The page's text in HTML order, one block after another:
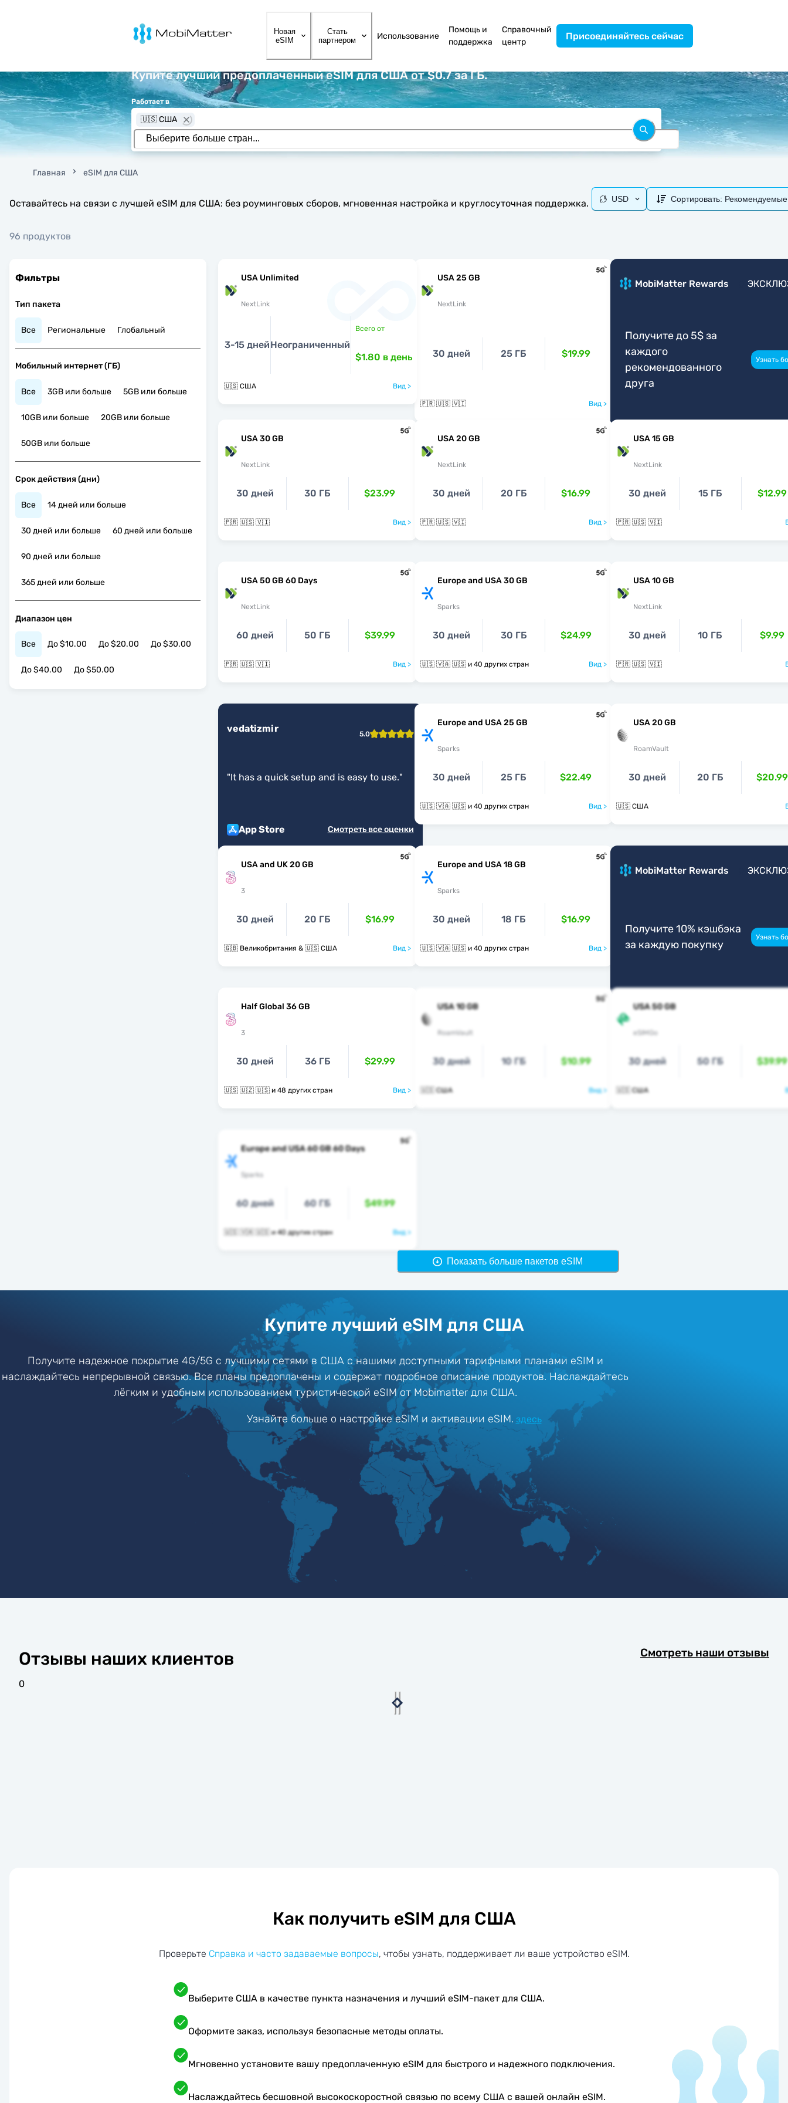
MobiMatter
Новая
eSIM
Стать
партнером
Использование
Помощь и
поддержка
Справочный
центр
Присоединяйтесь сейчас
Купите лучший предоплаченный eSIM для США от $0.7 за ГБ.
Работает в
🇺🇸 США
Главная eSIM для США
Оставайтесь на связи с лучшей eSIM для США: без роуминговых сборов, мгновенная настройка и круглосуточная поддержка.
96 продуктов
USD Сортировать: Рекомендуемые
Фильтры
Тип пакета
Все Региональные Глобальный
Мобильный интернет (ГБ)
Все 3GB или больше 5GB или больше
10GB или больше 20GB или больше
50GB или больше
Срок действия (дни)
Все 14 дней или больше
30 дней или больше 60 дней или больше
90 дней или больше
365 дней или больше
Диапазон цен
Все До $10.00 До $20.00 До $30.00
До $40.00 До $50.00
USA Unlimited
NextLink
3-15 днейНеограниченный
Всего от
$1.80 в день
🇺🇸 США Вид >
USA 25 GB
NextLink
30 дней 25 ГБ $19.99
🇵🇷 🇺🇸 🇻🇮 Вид >
MobiMatter Rewards
Получите до 5$ за
каждого
рекомендованного
друга
Узнать
USA 30 GB
NextLink
30 дней 30 ГБ $23.99
🇵🇷 🇺🇸 🇻🇮 Вид >
USA 20 GB
NextLink
30 дней 20 ГБ $16.99
🇵🇷 🇺🇸 🇻🇮 Вид >
USA 15 GB
NextLink
30 дней 15 ГБ $12.99
🇵🇷 🇺🇸 🇻🇮
USA 50 GB 60 Days
NextLink
60 дней 50 ГБ $39.99
🇵🇷 🇺🇸 🇻🇮 Вид >
Europe and USA 30 GB
Sparks
30 дней 30 ГБ $24.99
🇺🇸 🇻🇦 🇺🇸 и 40 других стран Вид >
USA 10 GB
NextLink
30 дней 10 ГБ $9.99
🇵🇷 🇺🇸 🇻🇮
vedatizmir 5.0
"It has a quick setup and is easy to use."
App Store Смотреть все оценки
Europe and USA 25 GB
Sparks
30 дней 25 ГБ $22.49
🇺🇸 🇻🇦 🇺🇸 и 40 других стран Вид >
USA 20 GB
RoamVault
30 дней 20 ГБ $20.99
🇺🇸 США
USA and UK 20 GB
3
30 дней 20 ГБ $16.99
🇬🇧 Великобритания & 🇺🇸 США Вид >
Europe and USA 18 GB
Sparks
30 дней 18 ГБ $16.99
🇺🇸 🇻🇦 🇺🇸 и 40 других стран Вид >
MobiMatter Rewards
Получите 10% кэшбэка
за каждую покупку
Узнать
Half Global 36 GB
3
30 дней 36 ГБ $29.99
🇺🇸 🇺🇿 🇺🇸 и 48 других стран Вид >
USA 10 GB
RoamVault
30 дней 10 ГБ $10.99
🇺🇸 США Вид >
USA 50 GB
eSIMGo
30 дней 50 ГБ $39.99
🇺🇸 США
Europe and USA 60 GB 60 Days
Sparks
60 дней 60 ГБ $49.99
🇺🇸 🇻🇦 🇺🇸 и 40 других стран Вид >
Показать больше пакетов eSIM
Купите лучший eSIM для США
Получите надежное покрытие 4G/5G с лучшими сетями в США с нашими доступными тарифными планами eSIM и
наслаждайтесь непрерывной связью. Все планы предоплачены и содержат подробное описание продуктов. Наслаждайтесь
лёгким и удобным использованием туристической eSIM от Mobimatter для США.
Узнайте больше о настройке eSIM и активации eSIM. здесь
Отзывы наших клиентов Смотреть наши отзывы
0
Как получить eSIM для США
Проверьте Справка и часто задаваемые вопросы, чтобы узнать, поддерживает ли ваше устройство eSIM.
Выберите США в качестве пункта назначения и лучший eSIM-пакет для США.
Оформите заказ, используя безопасные методы оплаты.
Мгновенно установите вашу предоплаченную eSIM для быстрого и надежного подключения.
Наслаждайтесь бесшовной высокоскоростной связью по всему США с вашей онлайн eSIM.